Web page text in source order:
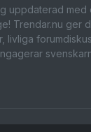
uppdaterad
Trendar.nu ger
livliga